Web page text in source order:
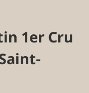
1er Cru